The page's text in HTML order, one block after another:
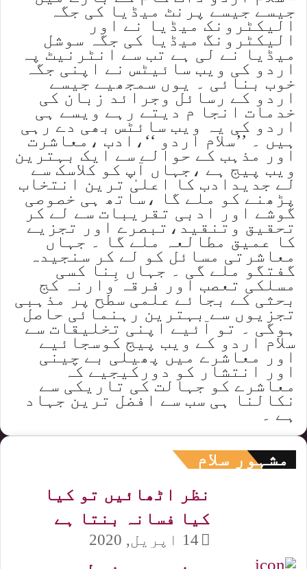
جیسے جیسے پرنٹ میڈیا کی جگہ
الیکٹرونک میڈیا نے اور
الیکٹرونگ میڈیا کی جگہ سوشل
میڈیا نے لی ہے تب سے انٹرنیٹ پہ
اردو کی ویب سائیٹس نے اپنی جگہ
خوب بنائی ۔ یوں سمجھیے جیسے
اردو کے رسائل وجرائد زبان کی
خدمات انجا م دیتے رہے ویسے ہی
اردو کی یہ ویب سائٹس بھی دے رہی
ہیں ۔ ’’سلام اردو ‘‘،ادب ،معاشرت
اور مذہب کے حوالے سے ایک بہترین
ویب پیج ہے ،جہاں آپ کو کلاسک سے
لے جدیدادب کا اعلیٰ ترین انتخاب
پڑھنے کو ملے گا ،ساتھ ہی خصوصی
گوشے اور ادبی تقریبات سے لے کر
تحقیق وتنقید،تبصرے اور تجزیے
کا عمیق مطالعہ ملے گا ۔ جہاں
معاشرتی مسائل کو لے کر سنجیدہ
گفتگو ملے گی ۔ جہاں بِنا کسی
مسلکی تعصب اور فرقہ وارنہ کج
بحثی کے بجائے علمی سطح پر مذہبی
تجزیوں سے بہترین رہنمائی حاصل
ہوگی ۔ تو آئیے اپنی تخلیقات سے
سلام اردو کے ویب پیج کوسجائیے
اور معاشرے میں پھیلی بے چینی
اور انتشار کو دورکیجیے کہ
معاشرے کو جہالت کی تاریکی سے
نکالنا ہی سب سے افضل ترین جہاد
ہے ۔
مشہور سلام
نظر اٹھائیں تو کیا
کیا فسانہ بنتا ہے
14 اپریل, 2020